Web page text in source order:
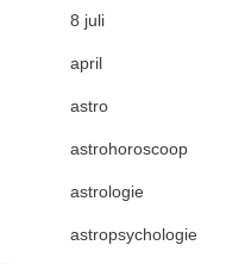
8 juli
april
astro
astrohoroscoop
astrologie
astropsychologie